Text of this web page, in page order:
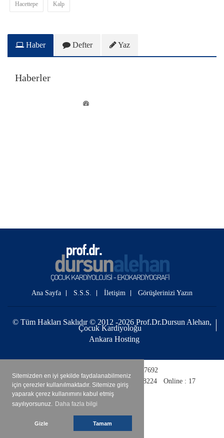
Sitemizden en iyi şekilde faydalanabilmeniz
için çerezler kullanılmaktadır. Sitemize giriş
yaparak çerez kullanımını kabul etmiş
sayılıyorsunuz. Daha fazla bilgi
Gizle Tamam
Hacettepe Kalp
Haber Defter Yaz
Haberler
Ana Sayfa S.S.S. İletişim Görüşlerinizi Yazın
© Tüm Hakları Saklıdır © 2012 -2026 Prof.Dr.Dursun Alehan,
Çocuk Kardiyoloğu
Ankara Hosting
Toplam : 4087692
Bugün Tekil : 144| Toplam Tekil : 788224 Online : 17